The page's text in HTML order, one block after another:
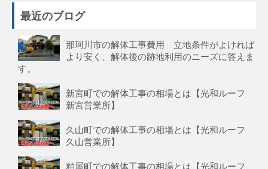
最近のブログ
那珂川市の解体工事費用 立地条件がよければ
より安く、解体後の跡地利用のニーズに答えま
す。
新宮町での解体工事の相場とは【光和ルーフ
新宮営業所】
久山町での解体工事の相場とは【光和ルーフ
久山営業所】
粕屋町での解体工事の相場とは【光和ルーフ